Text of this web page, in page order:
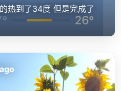
热到了34度 但是完成了